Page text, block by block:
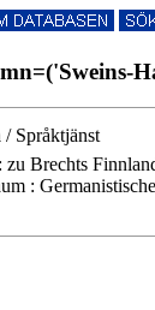
/ Språktjänst
Brechts
: